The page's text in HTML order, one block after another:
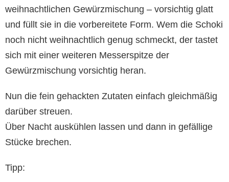
weihnachtlichen Gewürzmischung – vorsichtig glatt
und füllt sie in die vorbereitete Form. Wem die Schoki
noch nicht weihnachtlich genug schmeckt, der tastet
sich mit einer weiteren Messerspitze der
Gewürzmischung vorsichtig heran.
Nun die fein gehackten Zutaten einfach gleichmäßig
darüber streuen.
Über Nacht auskühlen lassen und dann in gefällige
Stücke brechen.
Tipp: